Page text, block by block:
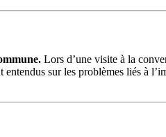
Lors d’une visite à la
sur les problèmes liés à